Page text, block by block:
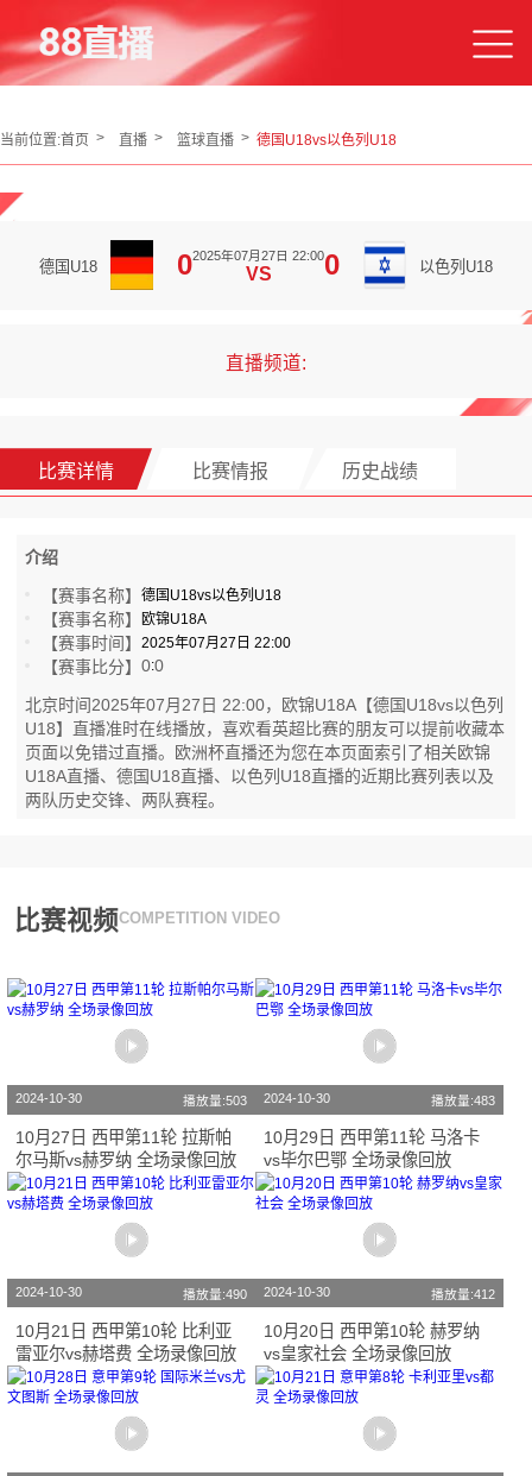
当前位置:首页 直播 篮球直播 德国U18vs以色列U18
德国U18 02025年07月27日 22:00
VS 0 以色列U18
直播频道:
比赛详情 比赛情报 历史战绩
介绍
【赛事名称】德国U18vs以色列U18
【赛事名称】 欧锦U18A
【赛事时间】2025年07月27日 22:00
【赛事比分】0:0
北京时间2025年07月27日 22:00，欧锦U18A【德国U18vs以色列
U18】直播准时在线播放，喜欢看英超比赛的朋友可以提前收藏本
页面以免错过直播。欧洲杯直播还为您在本页面索引了相关欧锦
U18A直播、德国U18直播、以色列U18直播的近期比赛列表以及
两队历史交锋、两队赛程。
比赛视频COMPETITION VIDEO
2024-10-30 播放量:503
10月27日 西甲第11轮 拉斯帕
尔马斯vs赫罗纳 全场录像回放
2024-10-30 播放量:483
10月29日 西甲第11轮 马洛卡
vs毕尔巴鄂 全场录像回放
2024-10-30 播放量:490
10月21日 西甲第10轮 比利亚
雷亚尔vs赫塔费 全场录像回放
2024-10-30 播放量:412
10月20日 西甲第10轮 赫罗纳
vs皇家社会 全场录像回放